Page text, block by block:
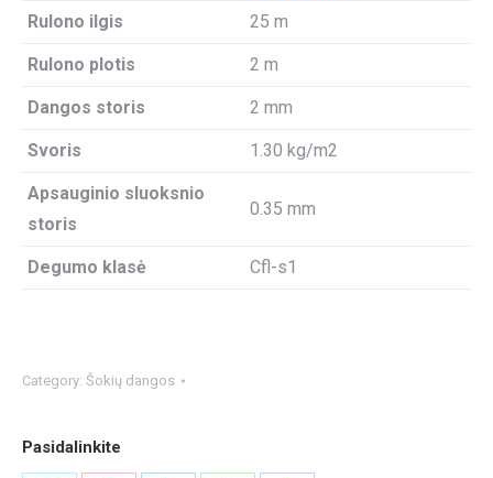
Rulono ilgis 25 m
Rulono plotis 2 m
Dangos storis 2 mm
Svoris 1.30 kg/m2
Apsauginio sluoksnio
storis
0.35 mm
Degumo klasė Cfl-s1
Category: Šokių dangos
Pasidalinkite